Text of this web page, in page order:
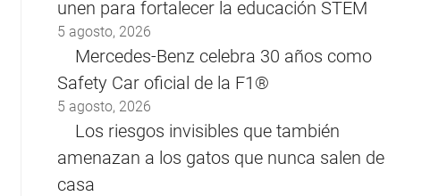
unen para fortalecer la educación STEM
5 agosto, 2026
Mercedes-Benz celebra 30 años como
Safety Car oficial de la F1®
5 agosto, 2026
Los riesgos invisibles que también
amenazan a los gatos que nunca salen de
casa